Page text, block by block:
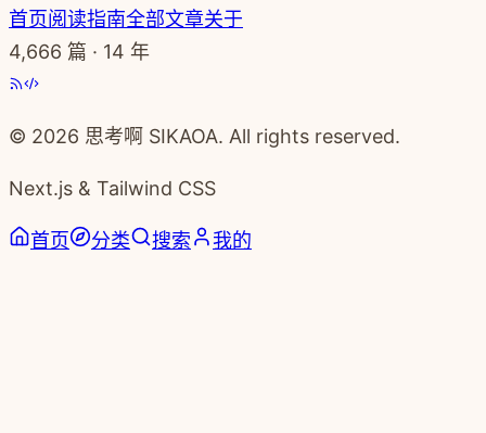
首页阅读指南全部文章关于
4,666 篇 · 14 年
© 2026 思考啊 SIKAOA. All rights reserved.
Next.js & Tailwind CSS
首页 分类 搜索 我的